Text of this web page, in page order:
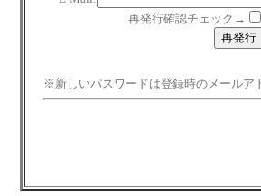
再発行確認チェック→
※新しいパスワードは登録時のメールア